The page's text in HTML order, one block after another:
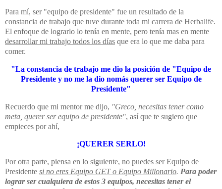
Para mí, ser "equipo de presidente" fue un resultado de la
constancia de trabajo que tuve durante toda mi carrera de Herbalife.
El enfoque de lograrlo lo tenía en mente, pero tenía mas en mente
desarrollar mi trabajo todos los días que era lo que me daba para
comer.
"La constancia de trabajo me dio la posición de "Equipo de
Presidente y no me la dio nomás querer ser Equipo de
Presidente"
Recuerdo que mi mentor me dijo, "Greco, necesitas tener como
meta, querer ser equipo de presidente", así que te sugiero que
empieces por ahí,
¡QUERER SERLO!
Por otra parte, piensa en lo siguiente, no puedes ser Equipo de
Presidente si no eres Equipo GET o Equipo Millonario. Para poder
lograr ser cualquiera de estos 3 equipos, necesitas tener el